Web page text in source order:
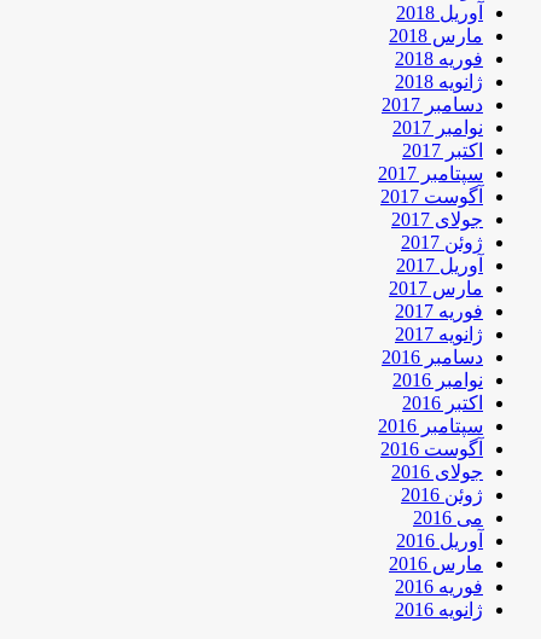
آوریل 2018
مارس 2018
فوریه 2018
ژانویه 2018
دسامبر 2017
نوامبر 2017
اکتبر 2017
سپتامبر 2017
آگوست 2017
جولای 2017
ژوئن 2017
آوریل 2017
مارس 2017
فوریه 2017
ژانویه 2017
دسامبر 2016
نوامبر 2016
اکتبر 2016
سپتامبر 2016
آگوست 2016
جولای 2016
ژوئن 2016
می 2016
آوریل 2016
مارس 2016
فوریه 2016
ژانویه 2016